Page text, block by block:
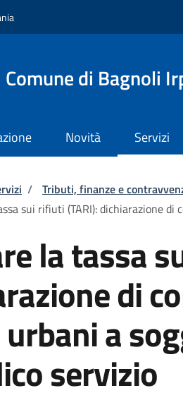
Comune di Bagnoli
Novità Servizi
di pane
/ Tributi, finanze e
sui rifiuti (TARI): dichiarazione
la tassa
di
a
servizio